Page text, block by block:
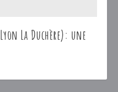
La Duchère): une